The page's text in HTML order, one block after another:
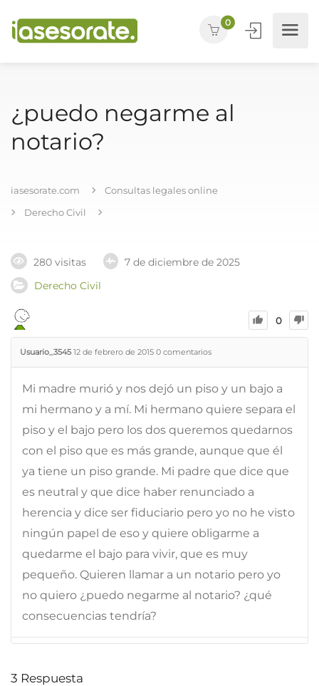
0
¿puedo negarme al
notario?
iasesorate.com
Consultas legales online
Derecho Civil
280 visitas
7 de diciembre de 2025
Derecho Civil
0
Usuario_3545 12 de febrero de 2015 0 comentarios
Mi madre murió y nos dejó un piso y un bajo a
mi hermano y a mí. Mi hermano quiere separa el
piso y el bajo pero los dos queremos quedarnos
con el piso que es más grande, aunque que él
ya tiene un piso grande. Mi padre que dice que
es neutral y que dice haber renunciado a
herencia y dice ser fiduciario pero yo no he visto
ningún papel de eso y quiere obligarme a
quedarme el bajo para vivir, que es muy
pequeño. Quieren llamar a un notario pero yo
no quiero ¿puedo negarme al notario? ¿qué
consecuencias tendría?
3 Respuesta